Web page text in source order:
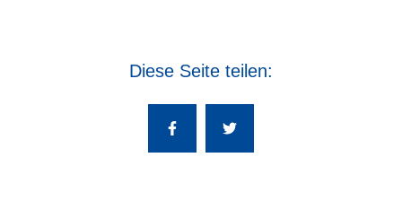
Diese Seite teilen: